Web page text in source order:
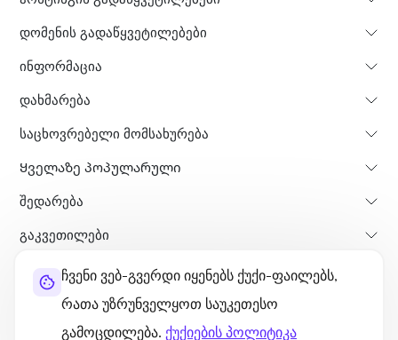
ჩვენი ვებ-გვერდი იყენებს ქუქი-ფაილებს,
რათა უზრუნველყოთ საუკეთესო
გამოცდილება. ქუქიების პოლიტიკა
დომენის გადაწყვეტილებები
ინფორმაცია
დახმარება
საცხოვრებელი მომსახურება
Ყველაზე პოპულარული
Შედარება
გაკვეთილები
შესახებ
კონფიდენციალურობის პოლიტიკალეგალური